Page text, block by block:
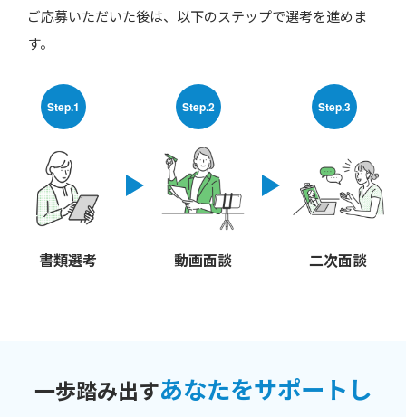
ご応募いただいた後は、以下のステップで選考を進めま
す。
Step.1
書類選考
Step.2
動画面談
Step.3
二次面談
一歩踏み出すあなたをサポートし